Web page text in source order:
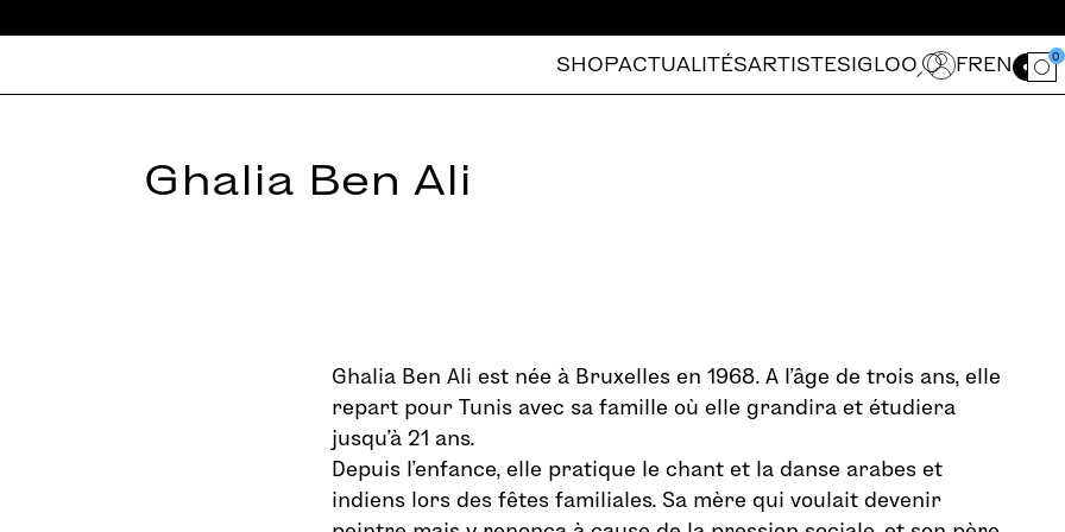
SHOPACTUALITÉSARTISTES IGLOO
Ouvrir le
FR EN 0
Ghalia Ben Ali
Ghalia Ben Ali est née à Bruxelles en 1968. A l’âge de trois ans, elle
repart pour Tunis avec sa famille où elle grandira et étudiera
jusqu’à 21 ans.
Depuis l’enfance, elle pratique le chant et la danse arabes et
indiens lors des fêtes familiales. Sa mère qui voulait devenir